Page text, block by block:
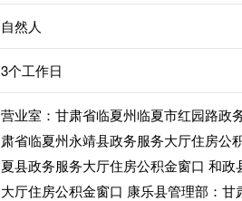
自然人
3个工作日
营业室：甘肃省临夏州临夏市红园路政
肃省临夏州永靖县政务服务大厅住房公
夏县政务服务大厅住房公积金窗口 和
大厅住房公积金窗口 康乐县管理部：